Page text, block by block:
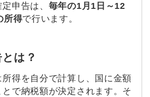
申告は、 毎年の1月1日～12
所得で行います。
は？
得を自分で計算し、国に金額
とで納税額が決定されます。そ